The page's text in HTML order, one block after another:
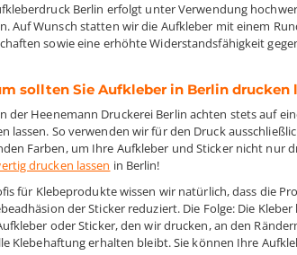
Berlin erfolgt unter Verwendung
Auf Wunsch statten wir die Aufkleber mit einem
sowie eine erhöhte Widerstandsfähigkeit
sollten Sie Aufkleber in Berlin drucken
der Heenemann Druckerei Berlin achten stets auf
lassen. So verwenden wir für den Druck
Farben, um Ihre Aufkleber und Sticker nicht nur
drucken lassen in Berlin!
für Klebeprodukte wissen wir natürlich, dass die
der Sticker reduziert. Die Folge: Die
oder Sticker, den wir drucken, an den
Klebehaftung erhalten bleibt. Sie können Ihre